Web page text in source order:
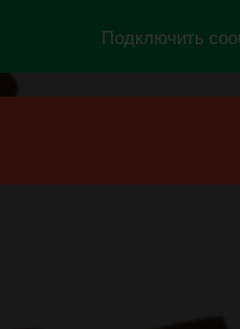
Подключить